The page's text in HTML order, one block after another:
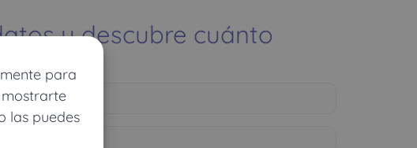
para
las puedes
y descubre cuánto